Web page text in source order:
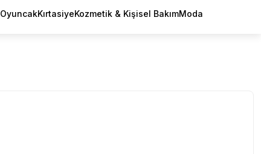
OyuncakKırtasiyeKozmetik & Kişisel BakımModa